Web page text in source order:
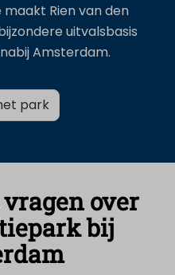
Rien van den
uitvalsbasis
Amsterdam.
park
over
bij